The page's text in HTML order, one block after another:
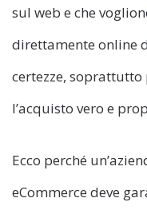
sul web e che
direttamente online
certezze,
l’acquisto vero e
Ecco perché
eCommerce deve